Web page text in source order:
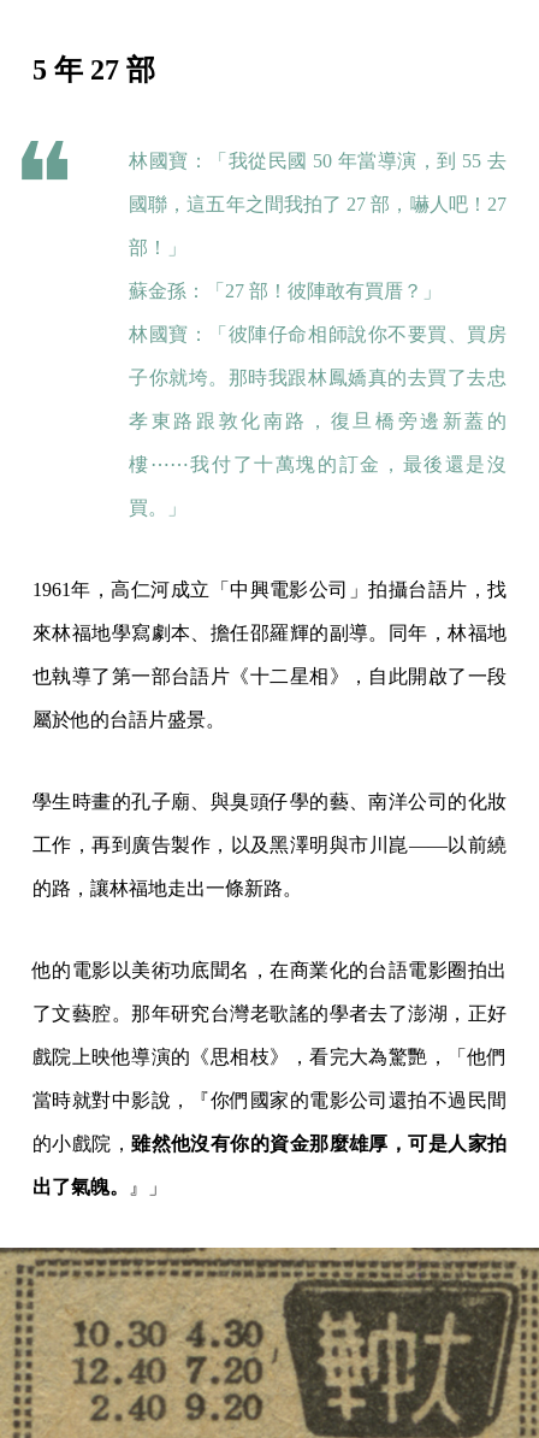
5 年 27 部
林國寶：「我從民國 50 年當導演，到 55 去
國聯，這五年之間我拍了 27 部，嚇人吧！27
部！」
蘇金孫：「27 部！彼陣敢有買厝？」
林國寶：「彼陣仔命相師說你不要買、買房
子你就垮。那時我跟林鳳嬌真的去買了去忠
孝東路跟敦化南路，復旦橋旁邊新蓋的
樓⋯⋯我付了十萬塊的訂金，最後還是沒
買。」
1961年，高仁河成立「中興電影公司」拍攝台語片，找
來林福地學寫劇本、擔任邵羅輝的副導。同年，林福地
也執導了第一部台語片《十二星相》，自此開啟了一段
屬於他的台語片盛景。
學生時畫的孔子廟、與臭頭仔學的藝、南洋公司的化妝
工作，再到廣告製作，以及黑澤明與市川崑——以前繞
的路，讓林福地走出一條新路。
他的電影以美術功底聞名，在商業化的台語電影圈拍出
了文藝腔。那年研究台灣老歌謠的學者去了澎湖，正好
戲院上映他導演的《思相枝》，看完大為驚艷，「他們
當時就對中影說，『你們國家的電影公司還拍不過民間
的小戲院，雖然他沒有你的資金那麼雄厚，可是人家拍
出了氣魄。 』」